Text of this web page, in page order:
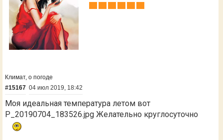
Климат, о погоде
#15167 04 июл 2019, 18:42
Моя идеальная температура летом вот
P_20190704_183526.jpg Желательно круглосуточно